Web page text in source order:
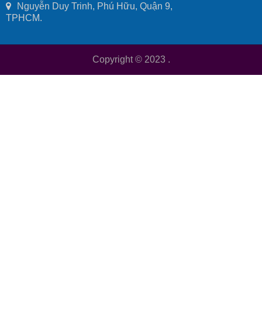
Nguyễn Duy Trinh, Phú Hữu, Quận 9,
TPHCM.
Copyright © 2023 .